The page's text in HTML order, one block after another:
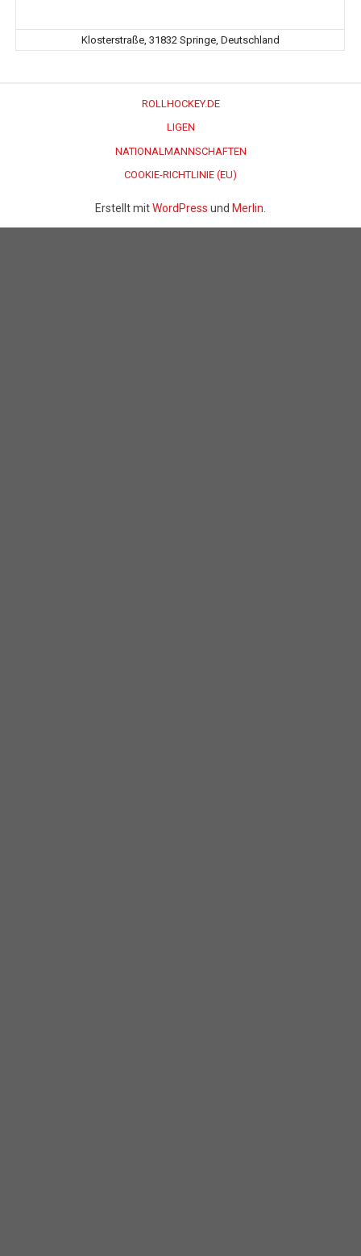
Klosterstraße, 31832 Springe, Deutschland
ROLLHOCKEY.DE
LIGEN
NATIONALMANNSCHAFTEN
COOKIE-RICHTLINIE (EU)
Erstellt mitWordPress und Merlin.